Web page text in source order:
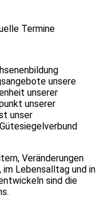
Termine
unsere
unserer
unserer
unser
Veränderungen
Lebensalltag und in
sind die